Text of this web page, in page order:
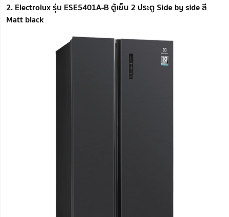
2. Electrolux รุ่น ESE5401A-B ตู้เย็น 2 ประตู Side by side สี
Matt black